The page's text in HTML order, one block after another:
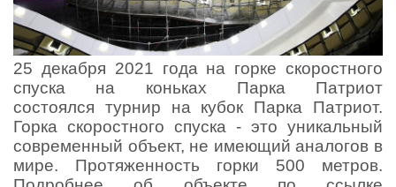
25 декабря 2021 года на горке скоростного
спуска на коньках Парка Патриот
состоялся турнир на кубок Парка Патриот.
Горка скоростного спуска - это уникальный
современный объект, не имеющий аналогов в
мире. Протяженность горки 500 метров.